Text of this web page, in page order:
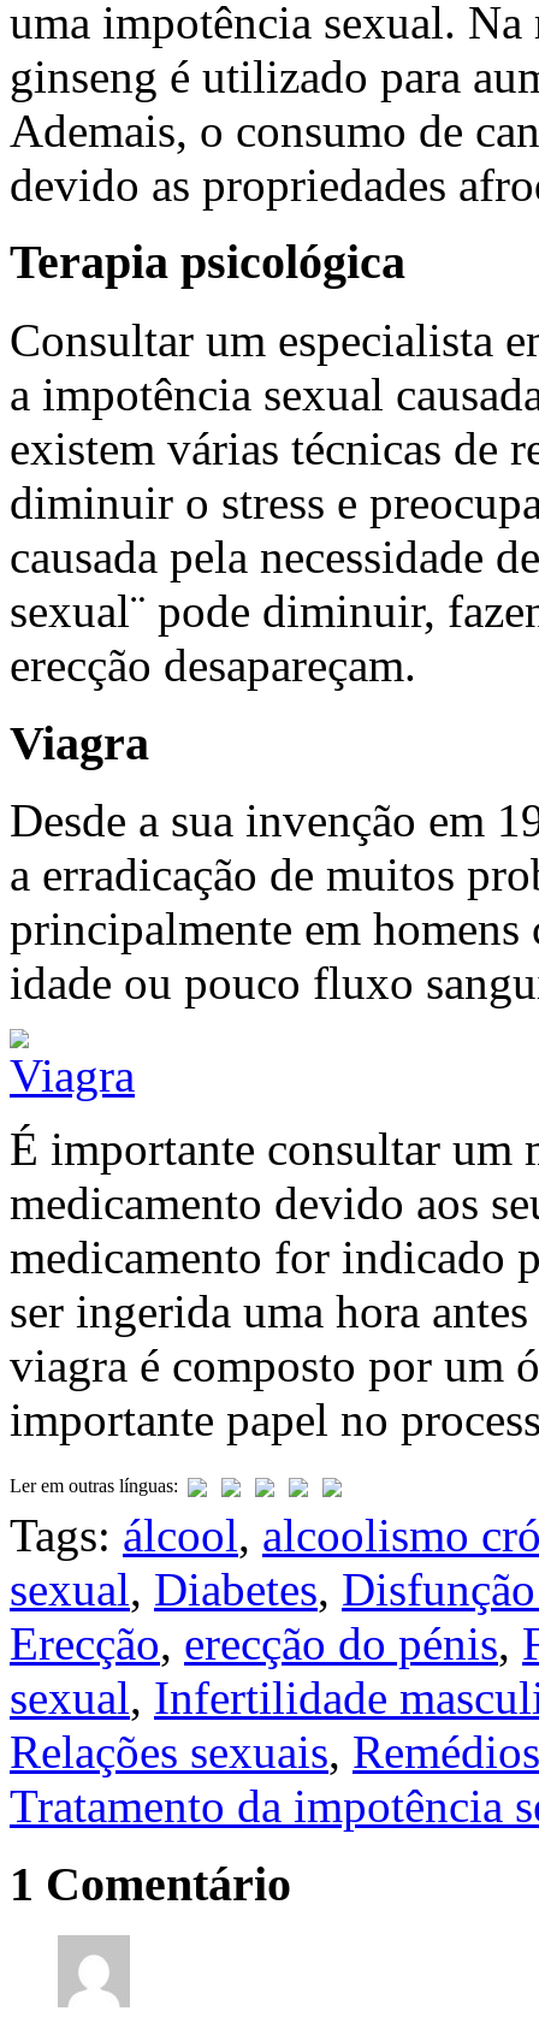
uma impotência sexual.
ginseng é utilizado para
Ademais, o consumo de
devido as propriedades
Terapia psicológica
Consultar um especialista
a impotência sexual
existem várias técnicas de
diminuir o stress e
causada pela necessidade
sexual¨ pode diminuir,
erecção desapareçam.
Viagra
Desde a sua invenção em
a erradicação de muitos
principalmente em
idade ou pouco fluxo
É importante consultar um
medicamento devido aos
medicamento for indicado
ser ingerida uma hora
viagra é composto por um
importante papel no
Ler em outras línguas:
Tags: álcool, alcoolismo
sexual, Diabetes,
Erecção, erecção do pénis,
sexual, Infertilidade
Relações sexuais,
Tratamento da impotência
1 Comentário